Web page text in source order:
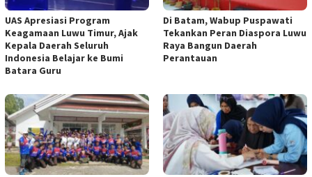
UAS Apresiasi Program
Keagamaan Luwu Timur, Ajak
Kepala Daerah Seluruh
Indonesia Belajar ke Bumi
Batara Guru
Di Batam, Wabup Puspawati
Tekankan Peran Diaspora Luwu
Raya Bangun Daerah
Perantauan